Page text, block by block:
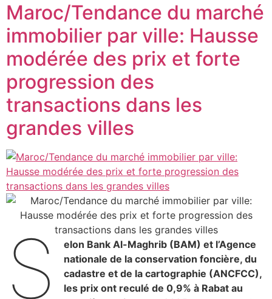
Maroc/Tendance du marché
immobilier par ville: Hausse
modérée des prix et forte
progression des
transactions dans les
grandes villes
S
elon Bank Al-Maghrib (BAM) et l’Agence
nationale de la conservation foncière, du
cadastre et de la cartographie (ANCFCC),
les prix ont reculé de 0,9% à Rabatau